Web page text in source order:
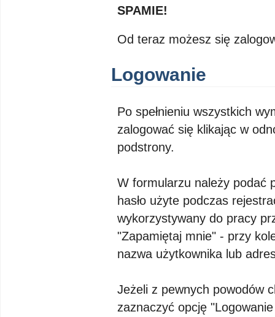
SPAMIE!
Od teraz możesz się
Logowanie
Po spełnieniu wszystkich
zalogować się klikając w
podstrony.
W formularzu należy podać
hasło użyte podczas
wykorzystywany do pracy
"Zapamiętaj mnie" - przy
nazwa użytkownika lub
Jeżeli z pewnych powodów
zaznaczyć opcję